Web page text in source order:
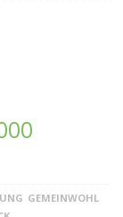
GEMEINWOHL